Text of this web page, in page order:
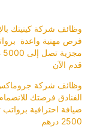
وظائف شركة كينيتك
فرص مهنية واعدة
قدم الآن
وظائف شركة جروماكس
الفنادق فرصتك
ضيافة احترافية برواتب
2500 درهم